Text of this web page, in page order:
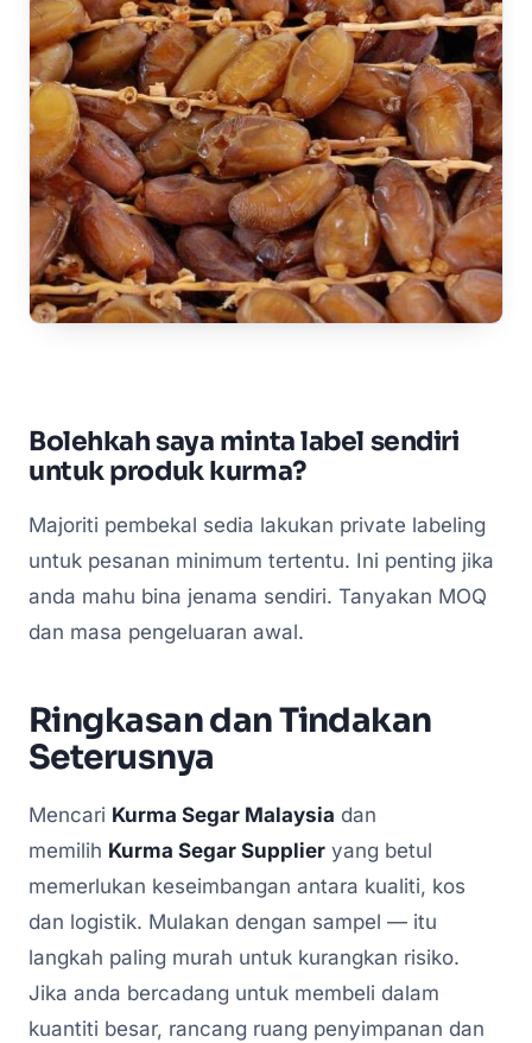
Bolehkah saya minta label sendiri
untuk produk kurma?
Majoriti pembekal sedia lakukan private labeling
untuk pesanan minimum tertentu. Ini penting jika
anda mahu bina jenama sendiri. Tanyakan MOQ
dan masa pengeluaran awal.
Ringkasan dan Tindakan
Seterusnya
Mencari Kurma Segar Malaysia dan
memilih Kurma Segar Supplier yang betul
memerlukan keseimbangan antara kualiti, kos
dan logistik. Mulakan dengan sampel — itu
langkah paling murah untuk kurangkan risiko.
Jika anda bercadang untuk membeli dalam
kuantiti besar, rancang ruang penyimpanan dan